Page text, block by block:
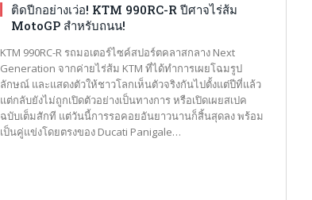
ติดปีกอย่างเว่อ! KTM 990RC-R ปีศาจไร่ส้ม
MotoGP สำหรับถนน!
KTM 990RC-R รถมอเตอร์ไซค์สปอร์ตคลาสกลาง Next
Generation จากค่ายไร่ส้ม KTM ที่ได้ทำการเผยโฉมรูป
ลักษณ์ และแสดงตัวให้ชาวโลกเห็นตัวจริงกันไปตั้งแต่ปีที่แล้ว
แต่กลับยังไม่ถูกเปิดตัวอย่างเป็นทางการ หรือเปิดเผยสเปค
ฉบับเต็มสักที แต่วันนี้การรอคอยอันยาวนานก็สิ้นสุดลง พร้อม
เป็นคู่แข่งโดยตรงของ Ducati Panigale…